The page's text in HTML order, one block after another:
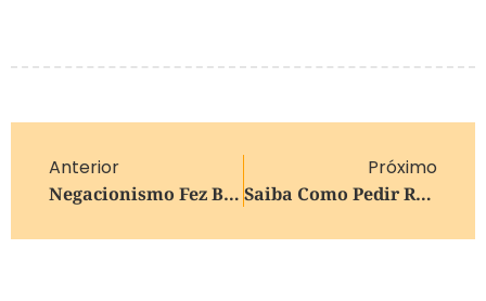
Anterior
Negacionismo Fez Brasileiros “perderem” 3,4 Anos De Vida Na Pandemia
Próximo
Saiba Como Pedir Reembolso De Produtos Ypê Suspensos Pela Anvisa